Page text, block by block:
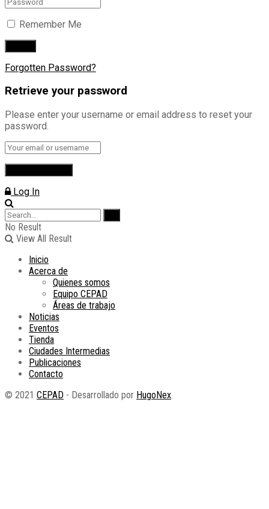
Remember Me
Forgotten Password?
Retrieve your password
Please enter your username or email address to reset your
password.
Log In
No Result
View All Result
Inicio
Acerca de
Quienes somos
Equipo CEPAD
Áreas de trabajo
Noticias
Eventos
Tienda
Ciudades Intermedias
Publicaciones
Contacto
© 2021 CEPAD - Desarrollado por HugoNex.